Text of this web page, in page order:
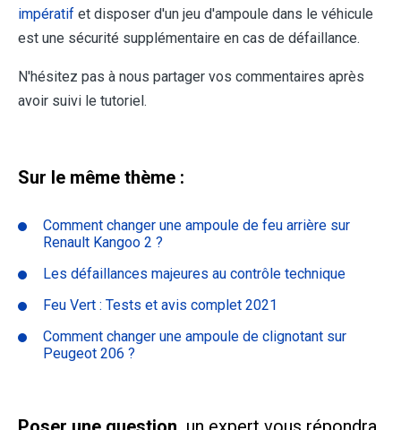
impératif et disposer d'un jeu d'ampoule dans le véhicule
est une sécurité supplémentaire en cas de défaillance.
N'hésitez pas à nous partager vos commentaires après
avoir suivi le tutoriel.
Sur le même thème :
Comment changer une ampoule de feu arrière sur
Renault Kangoo 2 ?
Les défaillances majeures au contrôle technique
Feu Vert : Tests et avis complet 2021
Comment changer une ampoule de clignotant sur
Peugeot 206 ?